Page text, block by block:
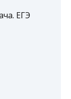
ЕГЭ